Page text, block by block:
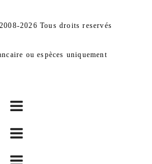
2026 Tous droits reservés
ou espèces uniquement